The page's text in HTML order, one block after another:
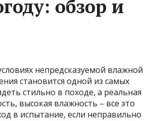
обзор и
непредсказуемой влажной
становится одной из самых
стильно в походе, а реальная
высокая влажность – все это
в испытание, если неправильно